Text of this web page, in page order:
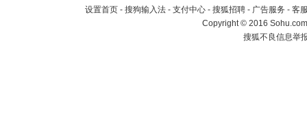
设置首页 - 搜狗输入法 - 支付中心 - 搜狐招聘 - 广告服务 - 客
Copyright©2016
搜狐不良信息举